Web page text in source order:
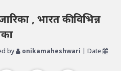
, भारत की विभिन्न
by onikamaheshwari | Date